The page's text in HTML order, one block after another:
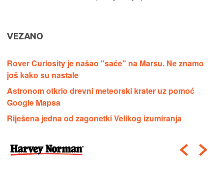
VEZANO
Rover Curiosity je našao "saće" na Marsu. Ne znamo
još kako su nastale
Astronom otkrio drevni meteorski krater uz pomoć
Google Mapsa
Riješena jedna od zagonetki Velikog izumiranja